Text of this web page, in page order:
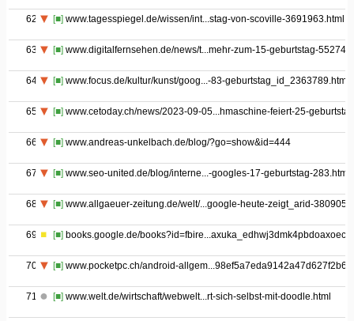
62 [■] www.tagesspiegel.de/wissen/int...stag-von-scoville-3691963.html
63 [■] www.digitalfernsehen.de/news/t...mehr-zum-15-geburtstag-552742/
64 [■] www.focus.de/kultur/kunst/goog...-83-geburtstag_id_2363789.html
65 [■] www.cetoday.ch/news/2023-09-05...hmaschine-feiert-25-geburtstag
66 [■] www.andreas-unkelbach.de/blog/?go=show&id=444
67 [■] www.seo-united.de/blog/interne...-googles-17-geburtstag-283.htm
68 [■] www.allgaeuer-zeitung.de/welt/...google-heute-zeigt_arid-380905
69 [■] books.google.de/
70 [■] www.pocketpc.ch/android-
71 [■] www.welt.de/wirtschaft/webwelt...rt-sich-selbst-mit-doodle.html